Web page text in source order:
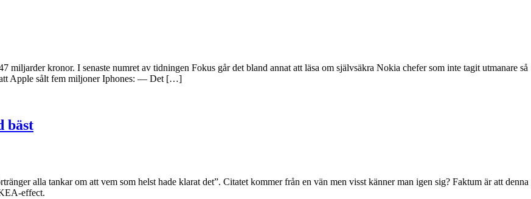
kronor. I senaste numret av tidningen Fokus går det bland annat att läsa om självsäkra Nokia chefer som inte tagit utmanare så
att Apple sålt fem miljoner Iphones: — Det […]
bäst
alla tankar om att vem som helst hade klarat det”. Citatet kommer från en vän men visst känner man igen sig? Faktum är att denna
effect.